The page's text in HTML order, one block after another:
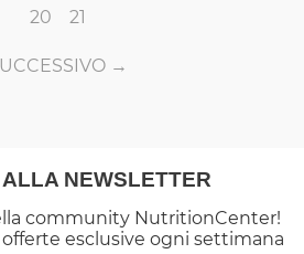
20
21
ALLA NEWSLETTER
community NutritionCenter!
esclusive ogni settimana